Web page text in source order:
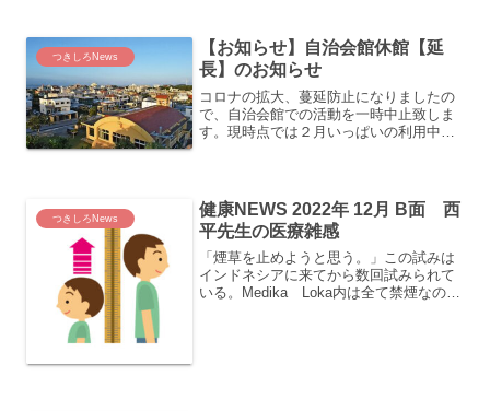
つきしろNews
【お知らせ】自治会館休館【延
長】のお知らせ
コロナの拡大、蔓延防止になりましたの
で、自治会館での活動を一時中止致しま
す。現時点では２月いっぱいの利用中止
たします。
つきしろNews
健康NEWS 2022年 12月 B面 西
平先生の医療雑感
「煙草を止めようと思う。」この試みは
インドネシアに来てから数回試みられて
いる。Medika Loka内は全て禁煙なの